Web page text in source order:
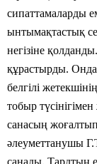
сипаттамаларды
ынтымақтастық
негізіне
құрастырды. Онда
белгілі
тобыр
санасың
әлеуметтанушы
санады. Тардтың